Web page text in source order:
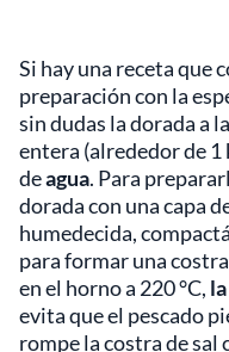
Si hay una receta que
preparación con la
sin dudas la dorada a
entera (alrededor de 1
deagua. Para
dorada con una capa
humedecida,
para formar una
en el horno a 220 °C,
evita que el pescado
rompe la costra de sal